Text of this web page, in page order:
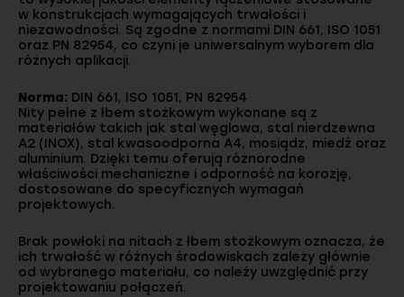
w konstrukcjach wymagających trwałości i
niezawodności. Są zgodne z normami DIN 661, ISO 1051
oraz PN 82954, co czyni je uniwersalnym wyborem dla
różnych aplikacji.
Norma: DIN 661, ISO 1051, PN 82954
Nity pełne z łbem stożkowym wykonane są z
materiałów takich jak stal węglowa, stal nierdzewna
A2 (INOX), stal kwasoodporna A4, mosiądz, miedź oraz
aluminium. Dzięki temu oferują różnorodne
właściwości mechaniczne i odporność na korozję,
dostosowane do specyficznych wymagań
projektowych.
Brak powłoki na nitach z łbem stożkowym oznacza, że
ich trwałość w różnych środowiskach zależy głównie
od wybranego materiału, co należy uwzględnić przy
projektowaniu połączeń.